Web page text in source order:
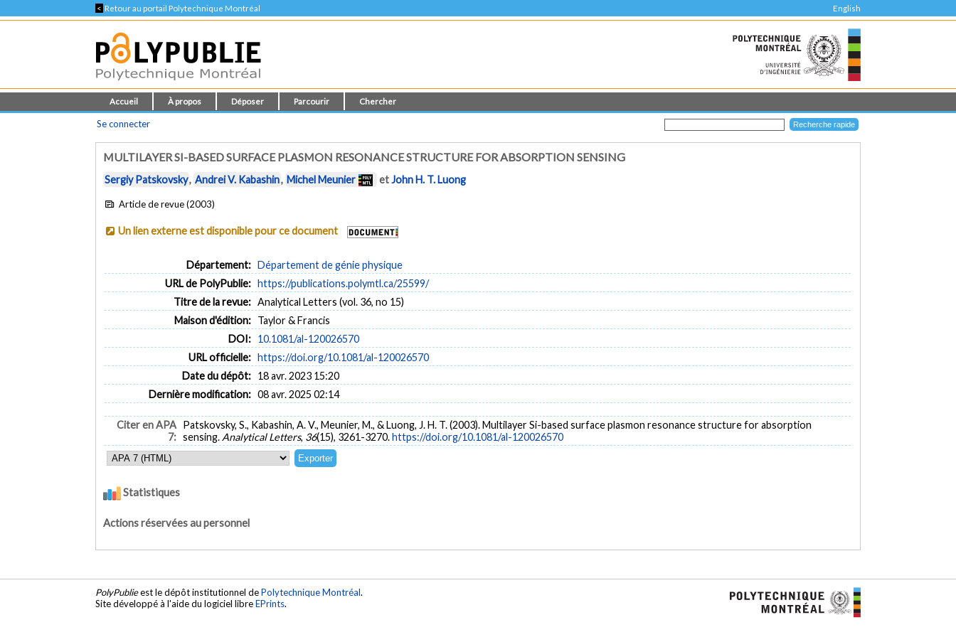
< Retour au portail Polytechnique Montréal English
Accueil À propos Déposer Parcourir Chercher
Se connecter
MULTILAYER SI-BASED SURFACE PLASMON RESONANCE STRUCTURE FOR ABSORPTION SENSING
Sergiy Patskovsky, Andrei V. Kabashin, Michel Meunier etJohn H. T. Luong
Article de revue (2003)
Un lien externe est disponible pour ce document
Département: Département de génie physique
URL de PolyPublie: https://publications.polymtl.ca/25599/
Titre de la revue: Analytical Letters (vol. 36, no 15)
Maison d'édition: Taylor & Francis
DOI: 10.1081/al-120026570
URL officielle: https://doi.org/10.1081/al-120026570
Date du dépôt: 18 avr. 2023 15:20
Dernière modification: 08 avr. 2025 02:14
Citer en APA
7:
Patskovsky, S., Kabashin, A. V., Meunier, M., & Luong, J. H. T. (2003). Multilayer Si-based surface plasmon resonance structure for absorption
sensing. Analytical Letters, 36(15), 3261-3270.https://doi.org/10.1081/al-120026570
Statistiques
Actions réservées au personnel
PolyPublieest le dépôt institutionnel dePolytechnique Montréal.
Site développé à l'aide du logiciel libreEPrints.